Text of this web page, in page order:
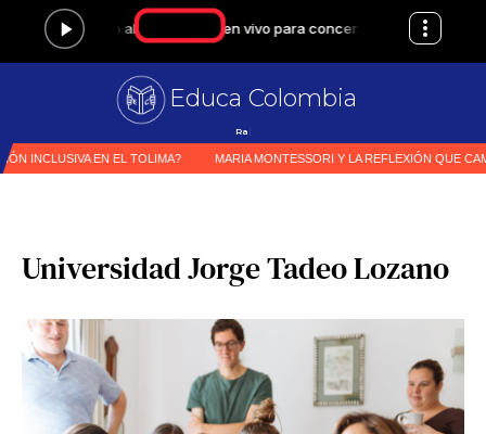
Educa Colombia
Noticias
Universidad Jorge Tadeo Lozano